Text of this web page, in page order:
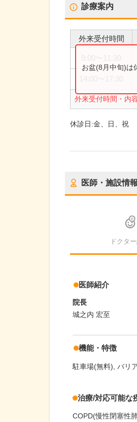
診療案内
外来受付時間
外来受付時間・内
お盆(8月中旬)は
休診日:金、日、祝
医師・施設情報
ドクタ
医師紹介
院長
城之内 宏至
機能・特徴
駐車場(無料) バリ
治療/対応可能な
COPD(慢性閉塞性